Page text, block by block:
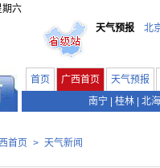
期六
天气预报
北
首页 广西首页 天气预报
南宁
桂林 北海
首页 > 天气新闻